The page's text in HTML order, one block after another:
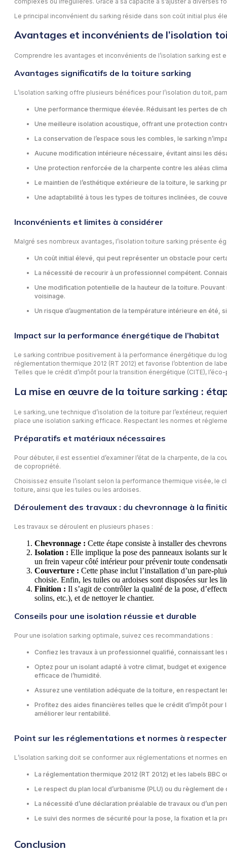
Le principal inconvénient du sarking réside dans son coût initial plus
Avantages et inconvénients de l’isolation
Comprendre les avantages et inconvénients de l’isolation sarking est
Avantages significatifs de la toiture sarking
L’isolation sarking offre plusieurs bénéfices pour l’isolation du toit,
Une performance thermique élevée. Réduisant les pertes de
Une meilleure isolation acoustique, offrant une protection
La conservation de l’espace sous les combles, le sarking
Aucune modification intérieure nécessaire, évitant ainsi les
Une protection renforcée de la charpente contre les aléas
Le maintien de l’esthétique extérieure de la toiture, le sarking
Une adaptabilité à tous les types de toitures inclinées, de
Inconvénients et limites à considérer
Malgré ses nombreux avantages, l’isolation toiture sarking présente
Un coût initial élevé, qui peut représenter un obstacle pour
La nécessité de recourir à un professionnel compétent.
Une modification potentielle de la hauteur de la toiture.
voisinage.
Un risque d’augmentation de la température intérieure en été,
Impact sur la performance énergétique de l’habitat
Le sarking contribue positivement à la performance énergétique du
réglementation thermique 2012 (RT 2012) et favorise l’obtention de
Telles que le crédit d’impôt pour la transition énergétique (CITE),
La mise en œuvre de la toiture sarking :
Le sarking, une technique d’isolation de la toiture par l’extérieur,
place une isolation sarking efficace. Respectant les normes et
Préparatifs et matériaux nécessaires
Pour débuter, il est essentiel d’examiner l’état de la charpente, de la
de copropriété.
Choisissez ensuite l’isolant selon la performance thermique visée,
toiture, ainsi que les tuiles ou les ardoises.
Déroulement des travaux : du chevronnage à la
Les travaux se déroulent en plusieurs phases :
Chevronnage : Cette étape consiste à installer des
Isolation : Elle implique la pose des panneaux isolants sur
un frein vapeur côté intérieur pour prévenir toute
Couverture : Cette phase inclut l’installation d’un pare-
choisie. Enfin, les tuiles ou ardoises sont disposées sur les
Finition : Il s’agit de contrôler la qualité de la pose,
solins, etc.), et de nettoyer le chantier.
Conseils pour une isolation réussie et durable
Pour une isolation sarking optimale, suivez ces recommandations :
Confiez les travaux à un professionnel qualifié, connaissant
Optez pour un isolant adapté à votre climat, budget et
efficace de l’humidité.
Assurez une ventilation adéquate de la toiture, en respectant
Profitez des aides financières telles que le crédit d’impôt pour
améliorer leur rentabilité.
Point sur les réglementations et normes à respecter
L’isolation sarking doit se conformer aux réglementations et normes
La réglementation thermique 2012 (RT 2012) et les labels
Le respect du plan local d’urbanisme (PLU) ou du règlement
La nécessité d’une déclaration préalable de travaux ou d’un
Le suivi des normes de sécurité pour la pose, la fixation et la
Conclusion